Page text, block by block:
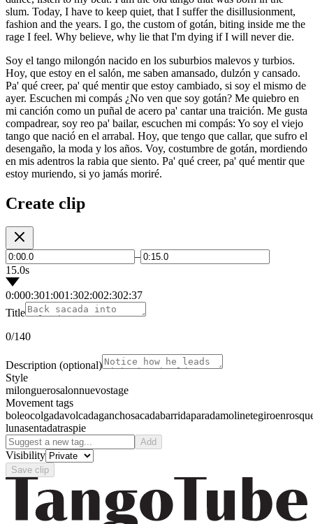
slum. Today, I have to keep quiet, that I suffer the disillusionment,
fashion and the years. I go, the custom of gotán, biting inside me the
rage I feel. Why believe, why lie that I'm dying if I will never die.
Soy el tango milongón nacido en los suburbios malevos y turbios.
Hoy, que estoy en el salón, me saben amansado, dulzón y cansado.
Pa' qué creer, pa' qué mentir que estoy cambiado, si soy el mismo de
ayer. Escuchen mi compás ¿No ven que soy gotán? Me quiebro en
mi canción como un puñal de acero pa' cantar una traición. Me gusta
compadrear, soy reo pa' bailar, escuchen mi compás: Yo soy el viejo
tango que nació en el arrabal. Hoy, que tengo que callar, que sufro el
desengaño, la moda y los años. Voy, costumbre de gotán, mordiendo
en mis adentros la rabia que siento. Pa' qué creer, pa' qué mentir que
estoy muriendo, si yo jamás moriré.
Create clip
–
15.0s
0:000:301:001:302:002:302:37
Title
0/140
Description (optional)
Style
milonguerosalonnuevostage
Movement tags
boleocolgadavolcadaganchosacadabarridaparadamolinetegiro
lunasentadatraspie
Add
Visibility
Save clip